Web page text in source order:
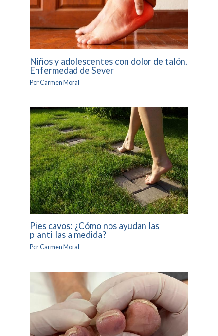
Niños y adolescentes con dolor de talón.
Enfermedad de Sever
PorCarmen Moral
Pies cavos: ¿Cómo nos ayudan las
plantillas a medida?
PorCarmen Moral